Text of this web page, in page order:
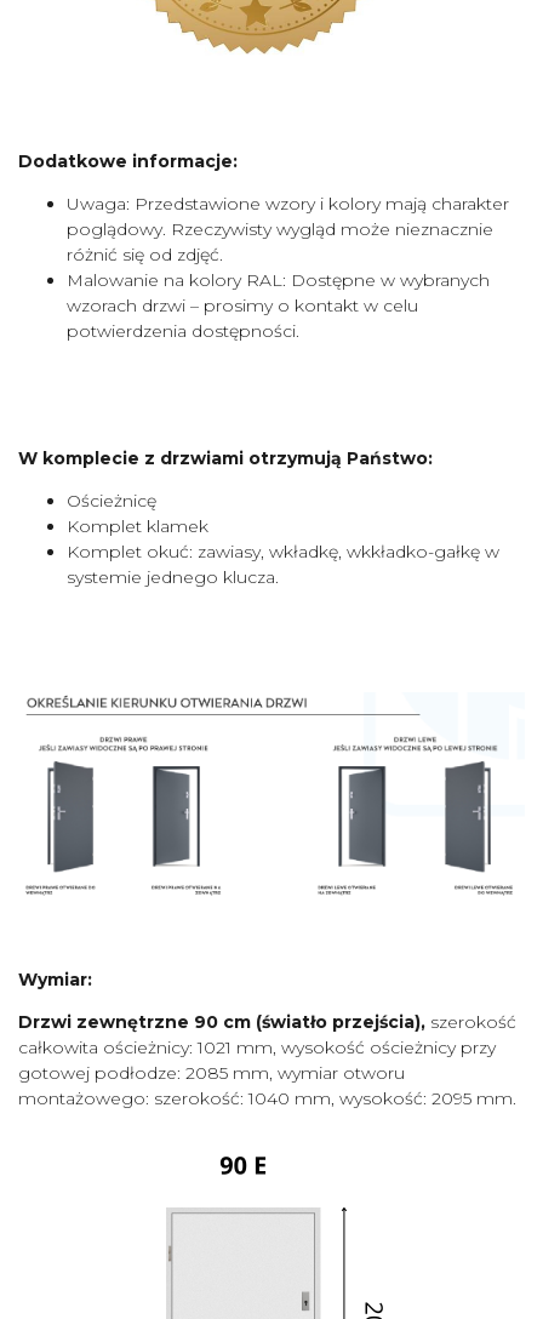
Dodatkowe informacje:
Uwaga: Przedstawione wzory i kolory mają charakter
poglądowy. Rzeczywisty wygląd może nieznacznie
różnić się od zdjęć.
Malowanie na kolory RAL: Dostępne w wybranych
wzorach drzwi – prosimy o kontakt w celu
potwierdzenia dostępności.
W komplecie z drzwiami otrzymują Państwo:
Ościeżnicę
Komplet klamek
Komplet okuć: zawiasy, wkładkę, wkkładko-gałkę w
systemie jednego klucza.
Wymiar:
Drzwi zewnętrzne 90 cm (światło przejścia), szerokość
całkowita ościeżnicy: 1021 mm, wysokość ościeżnicy przy
gotowej podłodze: 2085 mm, wymiar otworu
montażowego: szerokość: 1040 mm, wysokość: 2095 mm.